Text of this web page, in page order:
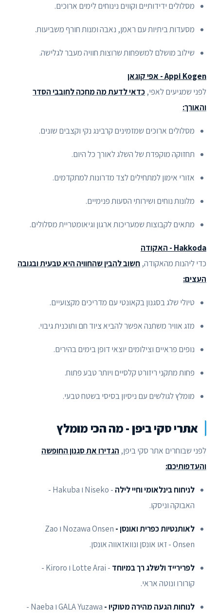
מסלולים ידידותיים וקווים נינוחים לימים ארוכים.
מסעדות ביתיות עם ראמן, נאבה ומנות חורף משביעות.
שילוב מושלם למשפחות שרוצות חוויה מעבר לגלישה.
Appi Kogen - אפי קוגאן
לפני שמגיעים לאפי, כדאי לדעת מה מחכה לחובבי הסדר
והאורך:
מסלולים ארוכים שמזמינים קרבינג נקי וקצבים שונים.
תחזוקה מוקפדת של השלג לאורך כל היום.
אזורי אימון למתחילים לצד מדרונות למתקדמים.
מלונות נוחים ושירותי הסעות פנימיים.
מתאים לקבוצות שמעריכות ארגון וגיאומטריית מסלולים.
Hakkoda - האקודה
כדי ליהנות מהאקודה, חשוב להבין שהחוויה היא טבעית ובגובה
העצים:
טיולי שלג בסגנון בקאונטי עם מדריכים מקצועיים.
מזג אוויר משתנה אפשר להביא ציוד חם ותוכנית גיבוי.
נופים פראיים וצילומים יוצאי דופן בימים בהירים.
פחות מתקני ריזורט קלסיים ויותר טבע פתוח.
מומלץ לגולשים עם ניסיון בסיסי בשטח טבעי.
אתרי סקי ביפן - מה הכי מומלץ
לפני שבוחרים אתר סקי ביפן, הגדירו את סגנון החופשה
והעדפותיכם:
לניחוח בינלאומי וחיי לילה
- Niseko ו Hakuba -
האבוקה וניסקו.
לאותנטיות כפרית ואונסן -
Nozawa Onsen ו Zao
Onsen - זאו אונסן ונוואזאווה אונסן.
לפרירייד ולשלג רך במיוחד
- Lotte Arai ו Kiroro -
קורורו ונוטה אראי.
לנוחות הגעה מהירה מטוקיו -
GALA Yuzawa ו Naeba -